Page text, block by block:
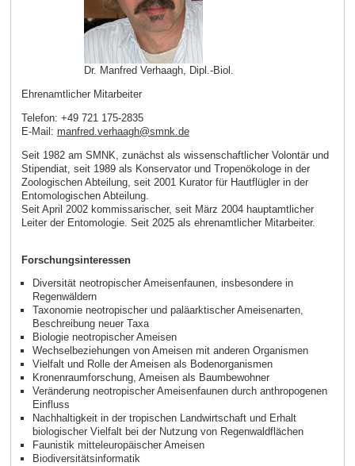
Dr. Manfred Verhaagh, Dipl.-Biol.
Ehrenamtlicher Mitarbeiter
Telefon: +49 721 175-2835
E-Mail: manfred.verhaagh@smnk.de
Seit 1982 am SMNK, zunächst als wissenschaftlicher Volontär und
Stipendiat, seit 1989 als Konservator und Tropenökologe in der
Zoologischen Abteilung, seit 2001 Kurator für Hautflügler in der
Entomologischen Abteilung.
Seit April 2002 kommissarischer, seit März 2004 hauptamtlicher
Leiter der Entomologie. Seit 2025 als ehrenamtlicher Mitarbeiter.
Forschungsinteressen
Diversität neotropischer Ameisenfaunen, insbesondere in
Regenwäldern
Taxonomie neotropischer und paläarktischer Ameisenarten,
Beschreibung neuer Taxa
Biologie neotropischer Ameisen
Wechselbeziehungen von Ameisen mit anderen Organismen
Vielfalt und Rolle der Ameisen als Bodenorganismen
Kronenraumforschung, Ameisen als Baumbewohner
Veränderung neotropischer Ameisenfaunen durch anthropogenen
Einfluss
Nachhaltigkeit in der tropischen Landwirtschaft und Erhalt
biologischer Vielfalt bei der Nutzung von Regenwaldflächen
Faunistik mitteleuropäischer Ameisen
Biodiversitätsinformatik